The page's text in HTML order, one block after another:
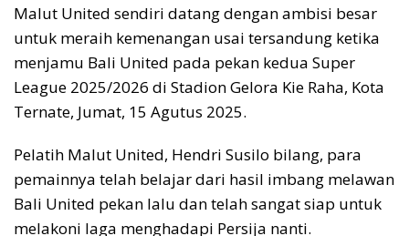
Malut United sendiri datang dengan ambisi besar
untuk meraih kemenangan usai tersandung ketika
menjamu Bali United pada pekan kedua Super
League 2025/2026 di Stadion Gelora Kie Raha, Kota
Ternate, Jumat, 15 Agutus 2025.
Pelatih Malut United, Hendri Susilo bilang, para
pemainnya telah belajar dari hasil imbang melawan
Bali United pekan lalu dan telah sangat siap untuk
melakoni laga menghadapi Persija nanti.